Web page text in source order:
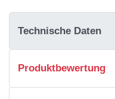
Technische Daten
Produktbewertung